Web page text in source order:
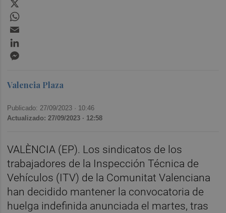
Valencia Plaza
Publicado: 27/09/2023 · 10:46
Actualizado: 27/09/2023 · 12:58
VALÈNCIA (EP). Los sindicatos de los
trabajadores de la Inspección Técnica de
Vehículos (ITV) de la Comunitat Valenciana
han decidido mantener la convocatoria de
huelga indefinida anunciada el martes, tras